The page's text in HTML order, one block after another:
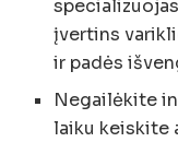
įvertins
ir padės
Negailėkite
laiku keiskite